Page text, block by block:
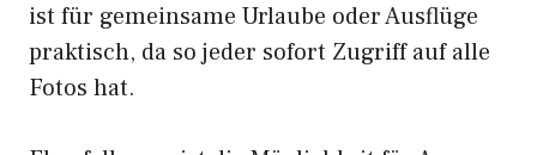
ist für gemeinsame Urlaube oder Ausflüge
praktisch, da so jeder sofort Zugriff auf alle
Fotos hat.